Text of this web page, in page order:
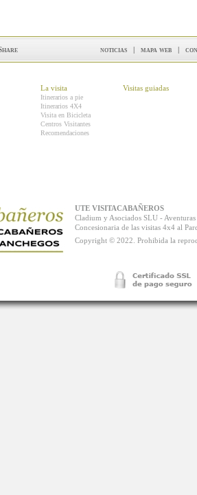
noticias | mapa web |
La visita
Itinerarios a pie
Itinerarios 4X4
Visita en Bicicleta
Centros Visitantes
Recomendaciones
Visitas guiadas
UTE VISITACABAÑEROS
Cladium y Asociados SLU -
Concesionaria de las visitas 4x4 al
Copyright © 2022. Prohibida la